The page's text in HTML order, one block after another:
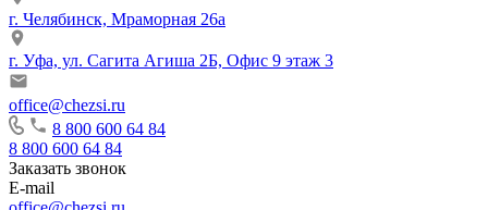
г. Челябинск, Мраморная 26а
г. Уфа, ул. Сагита Агиша 2Б, Офис 9 этаж 3
office@chezsi.ru
8 800 600 64 84
8 800 600 64 84
Заказать звонок
E-mail